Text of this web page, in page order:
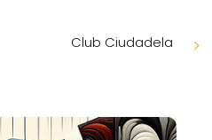
Club Ciudadela